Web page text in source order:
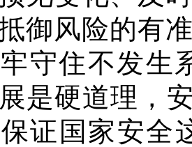
御风险的有
守住不发生
是硬道理，
证国家安全